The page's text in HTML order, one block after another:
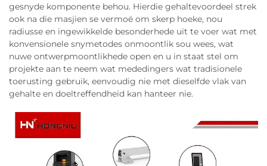
gesnyde komponente behou. Hierdie gehaltevoordeel strek
ook na die masjien se vermoë om skerp hoeke, nou
radiusse en ingewikkelde besonderhede uit te voer wat met
konvensionele snymetodes onmoontlik sou wees, wat
nuwe ontwerpmoontlikhede open en u in staat stel om
projekte aan te neem wat mededingers wat tradisionele
toerusting gebruik, eenvoudig nie met dieselfde vlak van
gehalte en doeltreffendheid kan hanteer nie.